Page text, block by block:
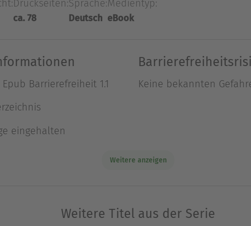
gelegenen alten Haus begeben. Das tat ich. Und
ich dieses Haus - und es entpuppte sich als
Druckseiten:
ca. 78
Sprache:
Deutsch
Medientyp:
eBook
Barrierefreiheit 1.1
eingehalten
Keine bekannten
Weitere anzeigen
Weitere Titel aus der Serie